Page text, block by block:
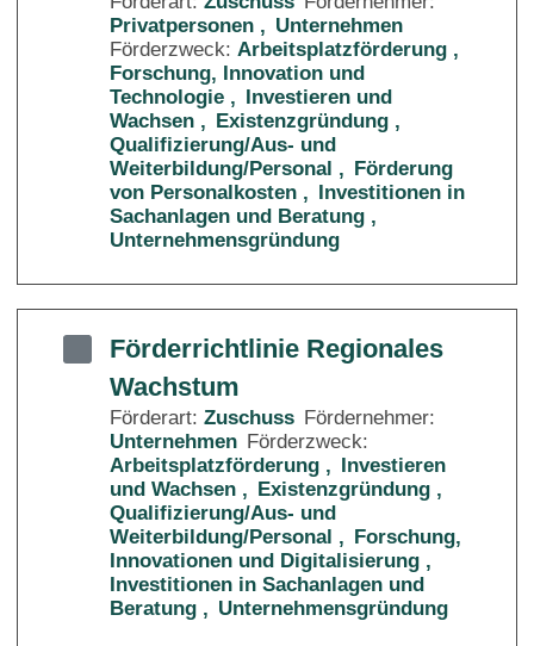
Privatpersonen
Unternehmen
Förderzweck: Arbeitsplatzförderung
Forschung, Innovation und
Technologie
Investieren und
Wachsen
Existenzgründung
Qualifizierung/Aus- und
Weiterbildung/Personal
Förderung
von Personalkosten
Investitionen in
Sachanlagen und Beratung
Unternehmensgründung
Förderrichtlinie Regionales
Wachstum
Förderart: Zuschuss Fördernehmer:
Unternehmen Förderzweck:
Arbeitsplatzförderung
Investieren
und Wachsen
Existenzgründung
Qualifizierung/Aus- und
Weiterbildung/Personal
Forschung,
Innovationen und Digitalisierung
Investitionen in Sachanlagen und
Beratung
Unternehmensgründung